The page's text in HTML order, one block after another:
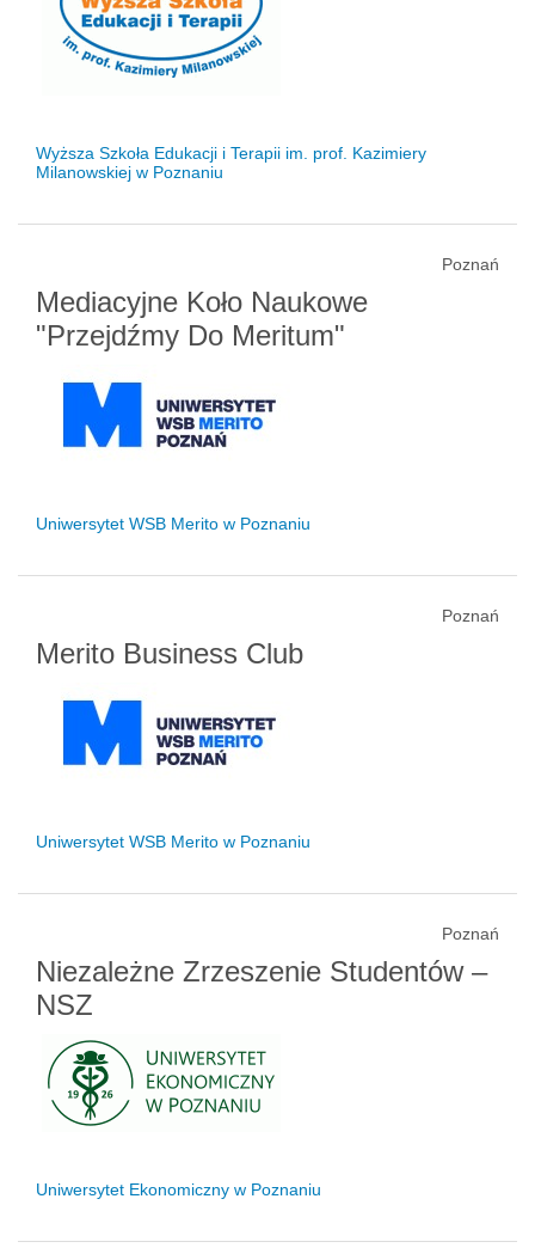
Wyższa Szkoła Edukacji i Terapii im. prof. Kazimiery
Milanowskiej w Poznaniu
Poznań
Mediacyjne Koło Naukowe
"Przejdźmy Do Meritum"
Uniwersytet WSB Merito w Poznaniu
Poznań
Merito Business Club
Uniwersytet WSB Merito w Poznaniu
Poznań
Niezależne Zrzeszenie Studentów –
NSZ
Uniwersytet Ekonomiczny w Poznaniu